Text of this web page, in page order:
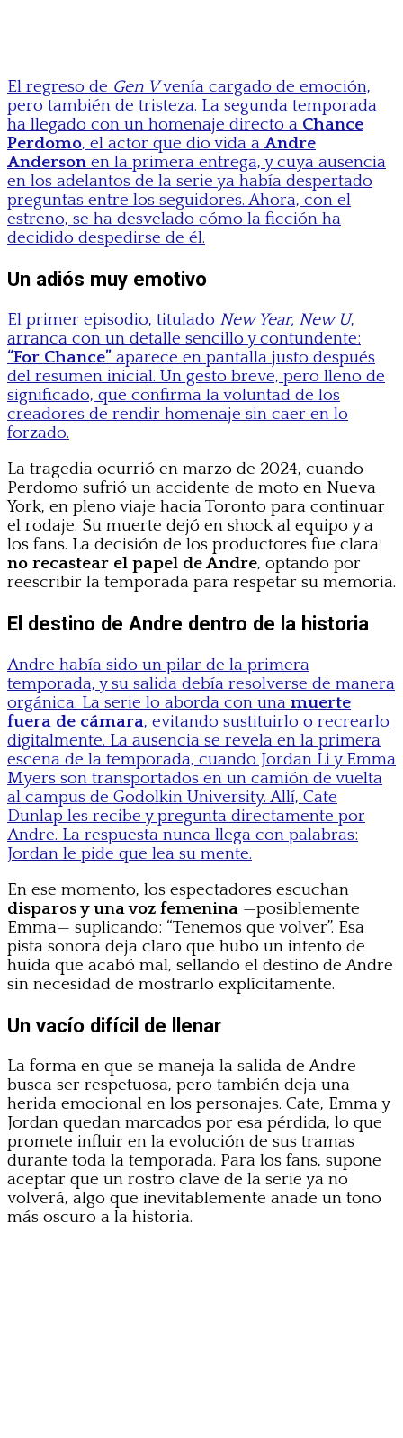
El regreso de Gen Vvenía cargado de emoción,
pero también de tristeza. La segunda temporada
ha llegado con un homenaje directo a Chance
Perdomo, el actor que dio vida a Andre
Anderson en la primera entrega, y cuya ausencia
en los adelantos de la serie ya había despertado
preguntas entre los seguidores. Ahora, con el
estreno, se ha desvelado cómo la ficción ha
decidido despedirse de él.
Un adiós muy emotivo
El primer episodio, titulado New Year, New U,
arranca con un detalle sencillo y contundente:
“For Chance” aparece en pantalla justo después
del resumen inicial. Un gesto breve, pero lleno de
significado, que confirma la voluntad de los
creadores de rendir homenaje sin caer en lo
forzado.
La tragedia ocurrió en marzo de 2024, cuando
Perdomo sufrió un accidente de moto en Nueva
York, en pleno viaje hacia Toronto para continuar
el rodaje. Su muerte dejó en shock al equipo y a
los fans. La decisión de los productores fue clara:
no recastear el papel de Andre, optando por
reescribir la temporada para respetar su memoria.
El destino de Andre dentro de la historia
Andre había sido un pilar de la primera
temporada, y su salida debía resolverse de manera
orgánica. La serie lo aborda con una muerte
fuera de cámara, evitando sustituirlo o recrearlo
digitalmente. La ausencia se revela en la primera
escena de la temporada, cuando Jordan Li y Emma
Myers son transportados en un camión de vuelta
al campus de Godolkin University. Allí, Cate
Dunlap les recibe y pregunta directamente por
Andre. La respuesta nunca llega con palabras:
Jordan le pide que lea su mente.
En ese momento, los espectadores escuchan
disparos y una voz femenina —posiblemente
Emma— suplicando: “Tenemos que volver”. Esa
pista sonora deja claro que hubo un intento de
huida que acabó mal, sellando el destino de Andre
sin necesidad de mostrarlo explícitamente.
Un vacío difícil de llenar
La forma en que se maneja la salida de Andre
busca ser respetuosa, pero también deja una
herida emocional en los personajes. Cate, Emma y
Jordan quedan marcados por esa pérdida, lo que
promete influir en la evolución de sus tramas
durante toda la temporada. Para los fans, supone
aceptar que un rostro clave de la serie ya no
volverá, algo que inevitablemente añade un tono
más oscuro a la historia.